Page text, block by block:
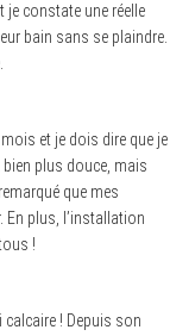
je constate une réelle
bain sans se plaindre.
et je dois dire que je
plus douce, mais
que mes
plus, l’installation
!
calcaire ! Depuis son